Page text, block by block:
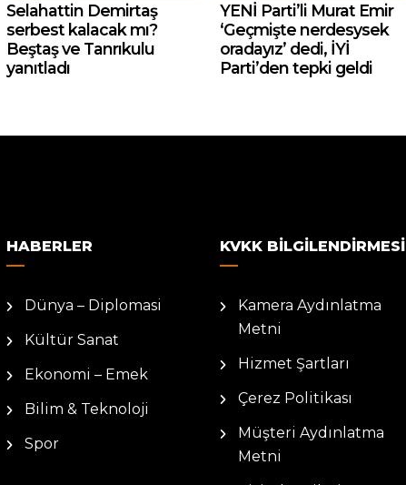
Selahattin Demirtaş
serbest kalacak mı?
Beştaş ve Tanrıkulu
yanıtladı
YENİ Parti’li Murat Emir
‘Geçmişte nerdesysek
oradayız’ dedi, İYİ
Parti’den tepki geldi
HABERLER
Dünya – Diplomasi
Kültür Sanat
Ekonomi – Emek
Bilim & Teknoloji
Spor
KVKK BILGILENDIRMESI
Kamera Aydınlatma
Metni
Hizmet Şartları
Çerez Politikası
Müşteri Aydınlatma
Metni